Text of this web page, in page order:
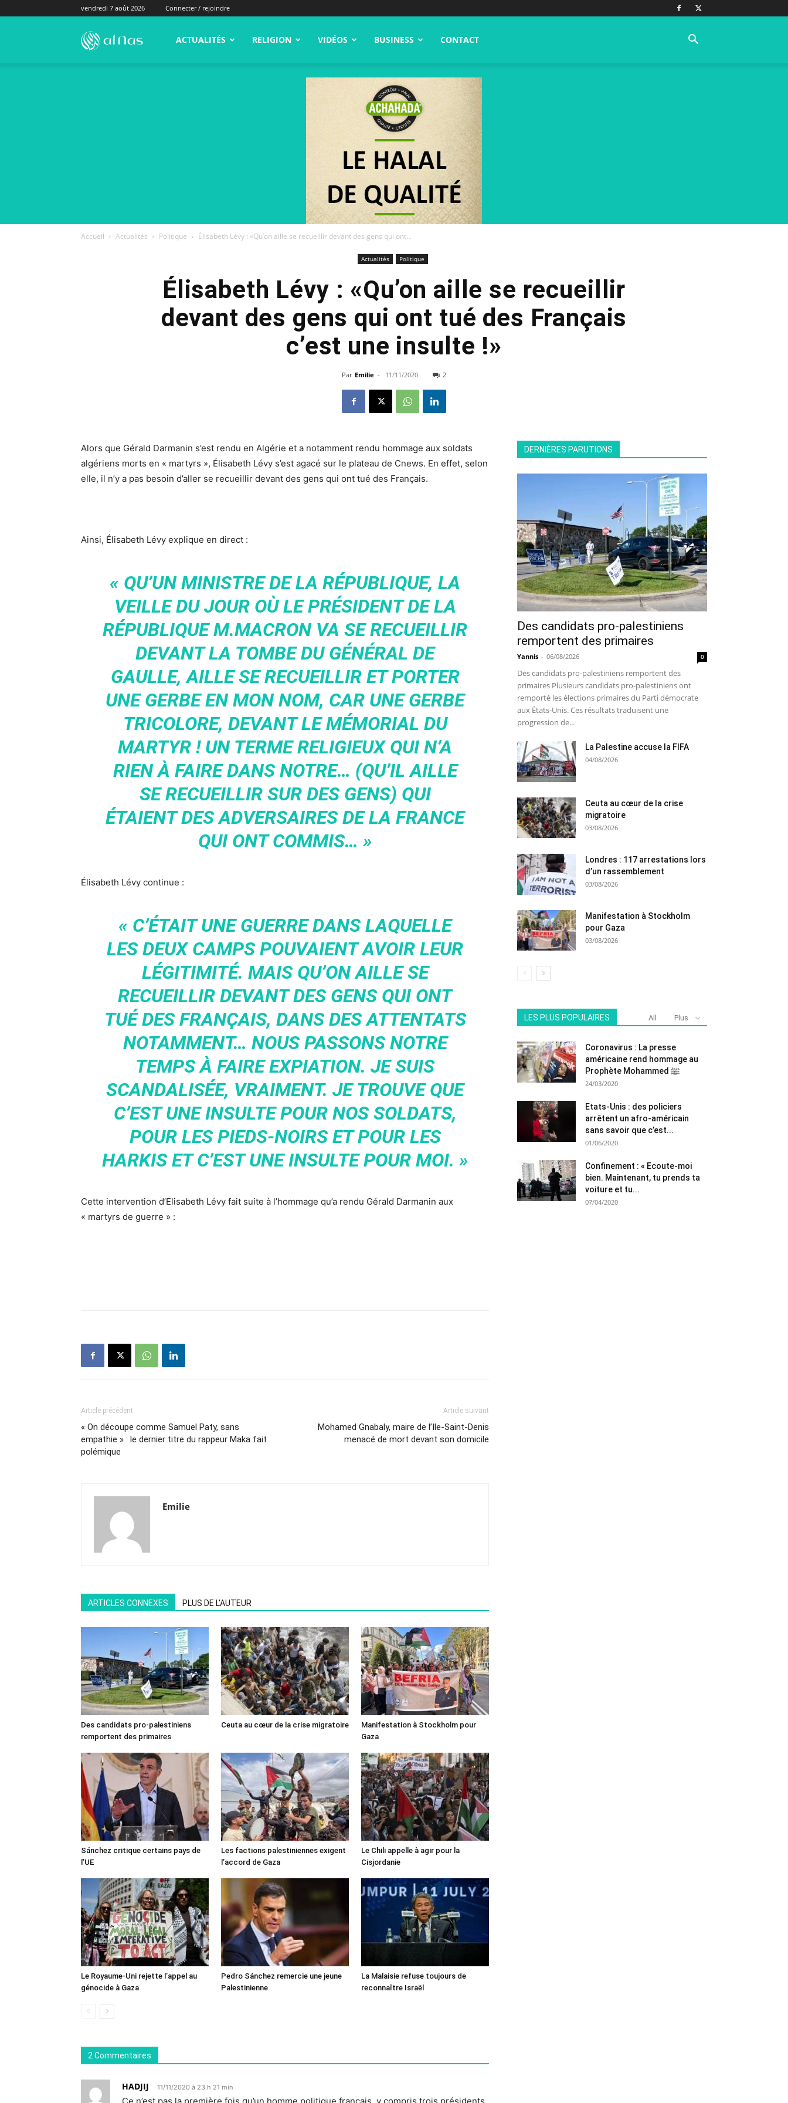
vendredi 7 août 2026 Connecter / rejoindre
alNas.fr ACTUALITÉS RELIGION VIDÉOS BUSINESS CONTACT
Accueil Actualités Politique Élisabeth Lévy : «Qu’on aille se recueillir devant des gens qui ont...
Actualités Politique
Élisabeth Lévy : «Qu’on aille se recueillir
devant des gens qui ont tué des Français
c’est une insulte !»
Par Emilie - 11/11/2020 2
Alors que Gérald Darmanin s’est rendu en Algérie et a notamment rendu hommage aux soldats
algériens morts en « martyrs », Élisabeth Lévy s’est agacé sur le plateau de Cnews. En effet, selon
elle, il n’y a pas besoin d’aller se recueillir devant des gens qui ont tué des Français.
Ainsi, Élisabeth Lévy explique en direct :
« QU’UN MINISTRE DE LA RÉPUBLIQUE, LA
VEILLE DU JOUR OÙ LE PRÉSIDENT DE LA
RÉPUBLIQUE M.MACRON VA SE RECUEILLIR
DEVANT LA TOMBE DU GÉNÉRAL DE
GAULLE, AILLE SE RECUEILLIR ET PORTER
UNE GERBE EN MON NOM, CAR UNE GERBE
TRICOLORE, DEVANT LE MÉMORIAL DU
MARTYR ! UN TERME RELIGIEUX QUI N’A
RIEN À FAIRE DANS NOTRE… (QU’IL AILLE
SE RECUEILLIR SUR DES GENS) QUI
ÉTAIENT DES ADVERSAIRES DE LA FRANCE
QUI ONT COMMIS… »
Élisabeth Lévy continue :
« C’ÉTAIT UNE GUERRE DANS LAQUELLE
LES DEUX CAMPS POUVAIENT AVOIR LEUR
LÉGITIMITÉ. MAIS QU’ON AILLE SE
RECUEILLIR DEVANT DES GENS QUI ONT
TUÉ DES FRANÇAIS, DANS DES ATTENTATS
NOTAMMENT… NOUS PASSONS NOTRE
TEMPS À FAIRE EXPIATION. JE SUIS
SCANDALISÉE, VRAIMENT. JE TROUVE QUE
C’EST UNE INSULTE POUR NOS SOLDATS,
POUR LES PIEDS-NOIRS ET POUR LES
HARKIS ET C’EST UNE INSULTE POUR MOI. »
Cette intervention d’Elisabeth Lévy fait suite à l’hommage qu’a rendu Gérald Darmanin aux
« martyrs de guerre » :
Article précédent
« On découpe comme Samuel Paty, sans
empathie » : le dernier titre du rappeur Maka fait
polémique
Article suivant
Mohamed Gnabaly, maire de l’Ile-Saint-Denis
menacé de mort devant son domicile
Emilie
ARTICLES CONNEXES PLUS DE L'AUTEUR
Des candidats pro-palestiniens
remportent des primaires
Ceuta au cœur de la crise migratoire
Manifestation à Stockholm pour
Gaza
Sánchez critique certains pays de
l’UE
Les factions palestiniennes exigent
l’accord de Gaza
Le Chili appelle à agir pour la
Cisjordanie
Le Royaume-Uni rejette l’appel au
génocide à Gaza
Pedro Sánchez remercie une jeune
Palestinienne
La Malaisie refuse toujours de
reconnaître Israël
2 Commentaires
HADJIJ 11/11/2020 à 23 h 21 min
DERNIÈRES PARUTIONS
Des candidats pro-palestiniens
remportent des primaires
Yannis - 06/08/2026 0
Des candidats pro-palestiniens remportent des
primaires Plusieurs candidats pro-palestiniens ont
remporté les élections primaires du Parti démocrate
aux États-Unis. Ces résultats traduisent une
progression de...
La Palestine accuse la FIFA
04/08/2026
Ceuta au cœur de la crise
migratoire
03/08/2026
Londres : 117 arrestations lors
d’un rassemblement
03/08/2026
Manifestation à Stockholm
pour Gaza
03/08/2026
LES PLUS POPULAIRES All Plus
Coronavirus : La presse
américaine rend hommage au
Prophète Mohammed ﷺ
24/03/2020
Etats-Unis : des policiers
arrêtent un afro-américain
sans savoir que c’est...
01/06/2020
Confinement : « Ecoute-moi
bien. Maintenant, tu prends ta
voiture et tu...
07/04/2020